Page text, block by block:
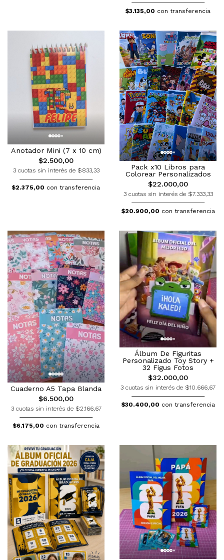
$3.135,00 con transferencia
Anotador Mini (7 x 10 cm)
$2.500,00
3 cuotas sin interés de $833,33
$2.375,00 con transferencia
Pack x10 Libros para
Colorear Personalizados
$22.000,00
3 cuotas sin interés de $7.333,33
$20.900,00 con transferencia
Cuaderno A5 Tapa Blanda
$6.500,00
3 cuotas sin interés de $2.166,67
$6.175,00 con transferencia
Álbum De Figuritas
Personalizado Toy Story +
32 Figus Fotos
$32.000,00
3 cuotas sin interés de $10.666,67
$30.400,00 con transferencia